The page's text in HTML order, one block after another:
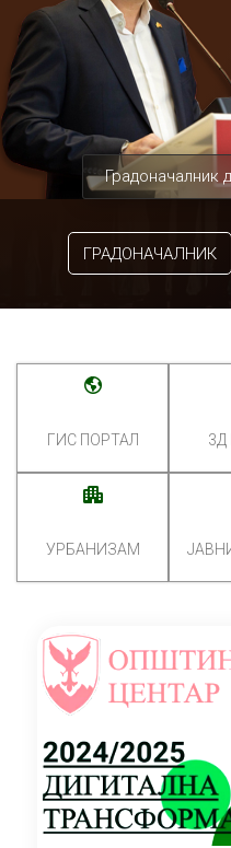
Градоначалник
ГРАДОНАЧАЛНИК
ГИС ПОРТАЛ
УРБАНИЗАМ